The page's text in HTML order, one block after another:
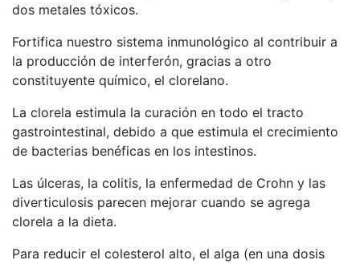
dos metales tóxicos.
Fortifica nuestro sistema inmunológico al contribuir a
la producción de interferón, gracias a otro
constituyente químico, el clorelano.
La clorela estimula la curación en todo el tracto
gastrointestinal, debido a que estimula el crecimiento
de bacterias benéficas en los intestinos.
Las úlceras, la colitis, la enfermedad de Crohn y las
diverticulosis parecen mejorar cuando se agrega
clorela a la dieta.
Para reducir el colesterol alto, el alga (en una dosis